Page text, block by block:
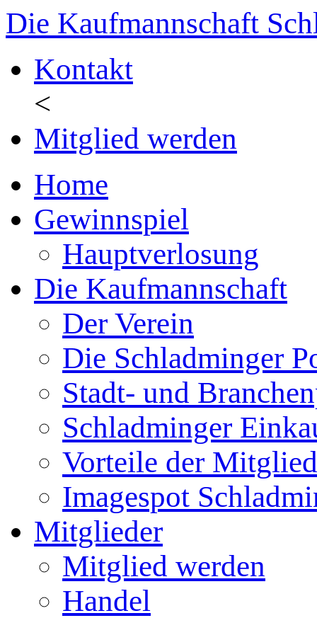
Die Kaufmannschaft
Kontakt
<
Mitglied werden
Home
Gewinnspiel
Hauptverlosung
Die Kaufmannschaft
Der Verein
Die Schladminger
Stadt- und
Schladminger
Vorteile der
Imagespot
Mitglieder
Mitglied werden
Handel